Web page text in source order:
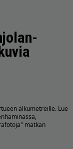
alkumetreille. Lue
matkan